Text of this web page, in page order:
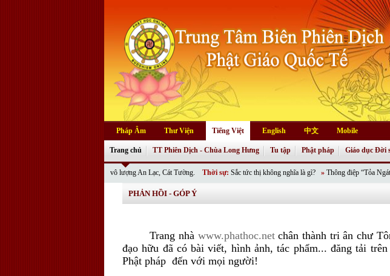
Pháp Âm Thư Viện Tiếng Việt English 中文 Mobile
Trang chủ
Tôn Đức cùng quý Phật tử vô lượng An Lạc, Cát Tường.Thời sự: Sắc tức thị không nghĩa là gì?»Thông điệp “Tỏa Ngát Hương
TT Phiên Dịch - Chùa Long Hưng Tu tập Phật pháp Giáo dục Đời
PHẢN HỒI - GÓP Ý
Trang nhà www.phathoc.netchân thành tri ân chư
đạo hữu đã có bài viết, hình ảnh, tác phẩm... đăng tải
Phật pháp đến với mọi người!